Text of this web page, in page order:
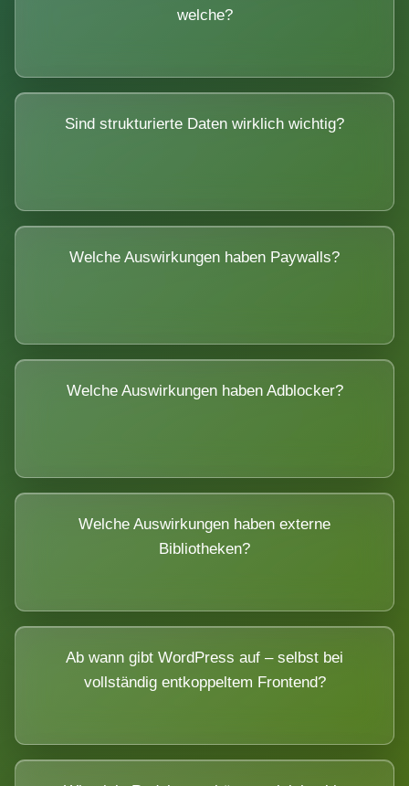
welche?
Sind strukturierte Daten wirklich wichtig?
Welche Auswirkungen haben Paywalls?
Welche Auswirkungen haben Adblocker?
Welche Auswirkungen haben externe
Bibliotheken?
Ab wann gibt WordPress auf – selbst bei
vollständig entkoppeltem Frontend?